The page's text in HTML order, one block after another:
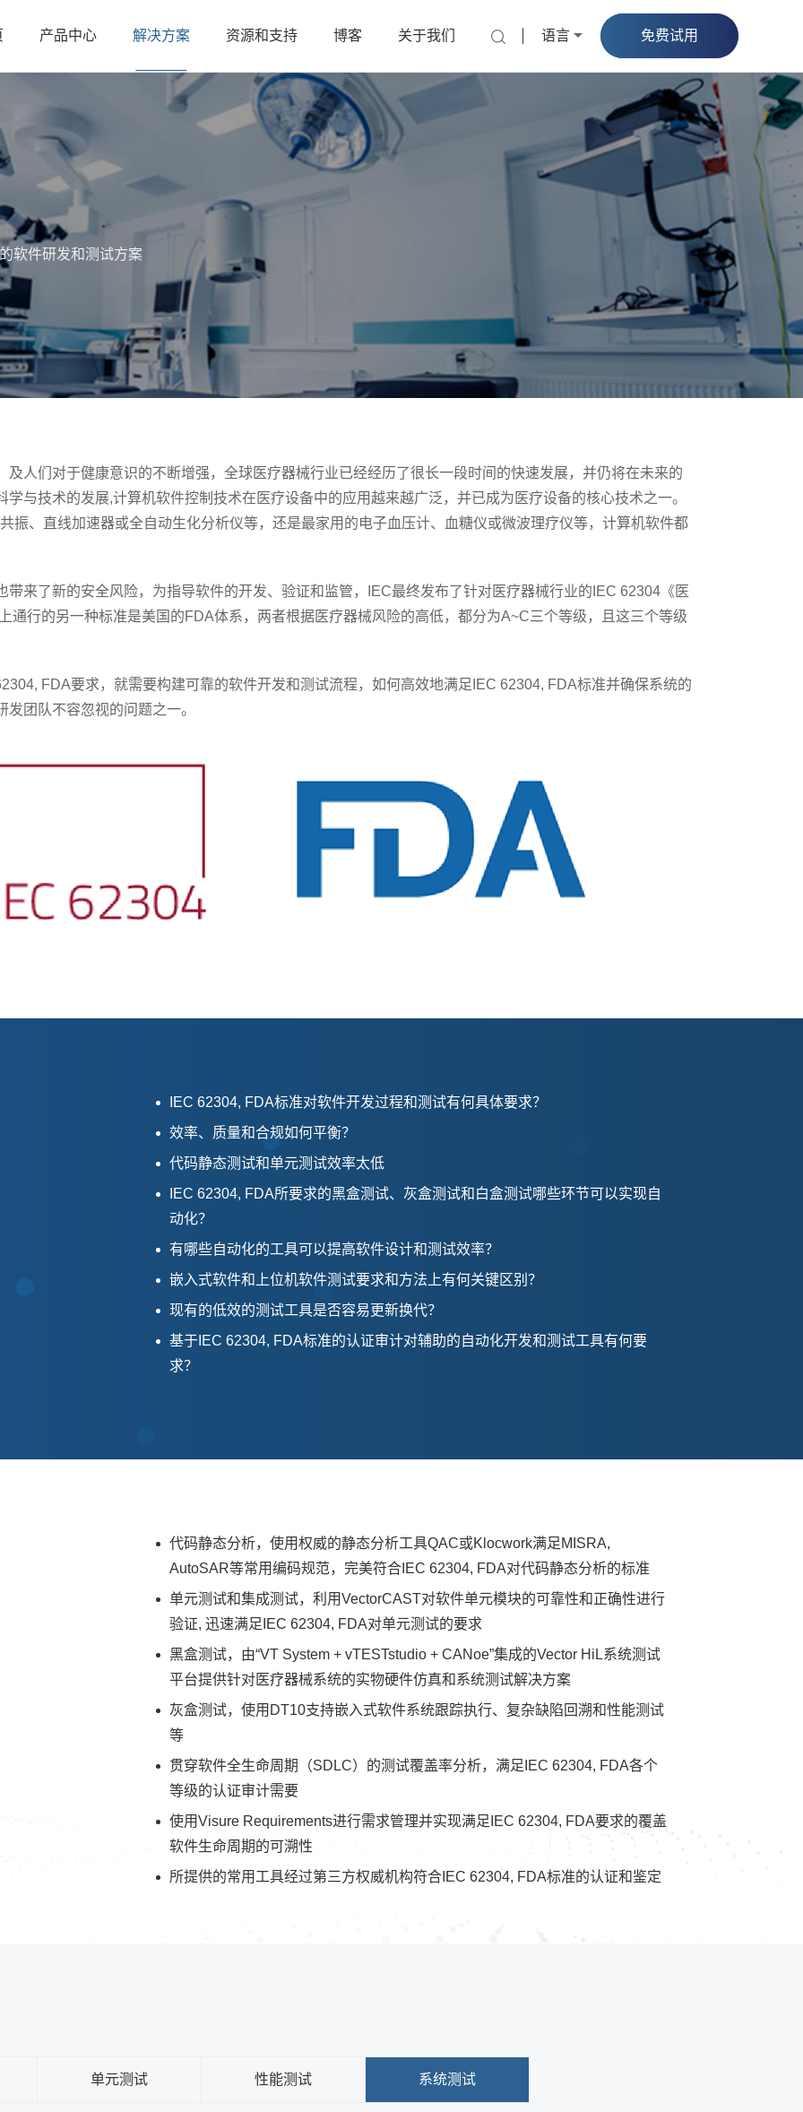
产品中心 解决方案 资源和支持 博客 关于我们 语言 免费试用
软件研发和测试方案
人们对于健康意识的不断增强，全球医疗器械行业已经经历了很长一段时间的快速发展，并仍将在未来的
与技术的发展,计算机软件控制技术在医疗设备中的应用越来越广泛，并已成为医疗设备的核心技术之一。
振、直线加速器或全自动生化分析仪等，还是最家用的电子血压计、血糖仪或微波理疗仪等，计算机软件都
来了新的安全风险，为指导软件的开发、验证和监管，IEC最终发布了针对医疗器械行业的IEC 62304《医
通行的另一种标准是美国的FDA体系，两者根据医疗器械风险的高低，都分为A~C三个等级，且这三个等级
FDA要求，就需要构建可靠的软件开发和测试流程，如何高效地满足IEC 62304, FDA标准并确保系统的
团队不容忽视的问题之一。
IEC 62304, FDA标准对软件开发过程和测试有何具体要求？
效率、质量和合规如何平衡？
代码静态测试和单元测试效率太低
IEC 62304, FDA所要求的黑盒测试、灰盒测试和白盒测试哪些环节可以实现自
动化？
有哪些自动化的工具可以提高软件设计和测试效率？
嵌入式软件和上位机软件测试要求和方法上有何关键区别？
现有的低效的测试工具是否容易更新换代？
基于IEC 62304, FDA标准的认证审计对辅助的自动化开发和测试工具有何要
求？
代码静态分析，使用权威的静态分析工具QAC或Klocwork满足MISRA,
AutoSAR等常用编码规范，完美符合IEC 62304, FDA对代码静态分析的标准
单元测试和集成测试，利用VectorCAST对软件单元模块的可靠性和正确性进行
验证, 迅速满足IEC 62304, FDA对单元测试的要求
黑盒测试，由“VT System + vTESTstudio + CANoe”集成的Vector HiL系统测试
平台提供针对医疗器械系统的实物硬件仿真和系统测试解决方案
灰盒测试，使用DT10支持嵌入式软件系统跟踪执行、复杂缺陷回溯和性能测试
等
贯穿软件全生命周期（SDLC）的测试覆盖率分析，满足IEC 62304, FDA各个
等级的认证审计需要
使用Visure Requirements进行需求管理并实现满足IEC 62304, FDA要求的覆盖
软件生命周期的可溯性
所提供的常用工具经过第三方权威机构符合IEC 62304, FDA标准的认证和鉴定
单元测试 性能测试 系统测试